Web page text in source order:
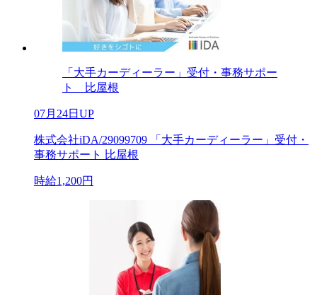
「大手カーディーラー」受付・事務サポー
ト 比屋根
07月24日UP
株式会社iDA/29099709 「大手カーディーラー」受付・
事務サポート 比屋根
時給1,200円